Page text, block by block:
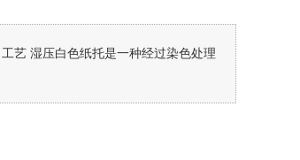
艺 湿压白色纸托是一种经过染色处理